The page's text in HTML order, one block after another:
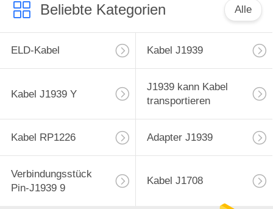
Beliebte Kategorien Alle
ELD-Kabel Kabel J1939
Kabel J1939 Y
J1939 kann Kabel
transportieren
Kabel RP1226 Adapter J1939
Verbindungsstück
Pin-J1939 9
Kabel J1708